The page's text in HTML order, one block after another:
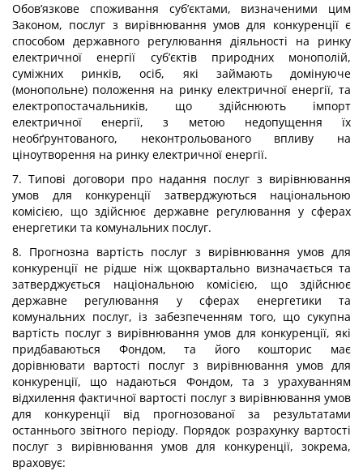
Обов’язкове споживання суб’єктами, визначеними цим
Законом, послуг з вирівнювання умов для конкуренції є
способом державного регулювання діяльності на ринку
електричної енергії суб’єктів природних монополій,
суміжних ринків, осіб, які займають домінуюче
(монопольне) положення на ринку електричної енергії, та
електропостачальників, що здійснюють імпорт
електричної енергії, з метою недопущення їх
необґрунтованого, неконтрольованого впливу на
ціноутворення на ринку електричної енергії.
7. Типові договори про надання послуг з вирівнювання
умов для конкуренції затверджуються національною
комісією, що здійснює державне регулювання у сферах
енергетики та комунальних послуг.
8. Прогнозна вартість послуг з вирівнювання умов для
конкуренції не рідше ніж щоквартально визначається та
затверджується національною комісією, що здійснює
державне регулювання у сферах енергетики та
комунальних послуг, із забезпеченням того, що сукупна
вартість послуг з вирівнювання умов для конкуренції, які
придбаваються Фондом, та його кошторис має
дорівнювати вартості послуг з вирівнювання умов для
конкуренції, що надаються Фондом, та з урахуванням
відхилення фактичної вартості послуг з вирівнювання умов
для конкуренції від прогнозованої за результатами
останнього звітного періоду. Порядок розрахунку вартості
послуг з вирівнювання умов для конкуренції, зокрема,
враховує: